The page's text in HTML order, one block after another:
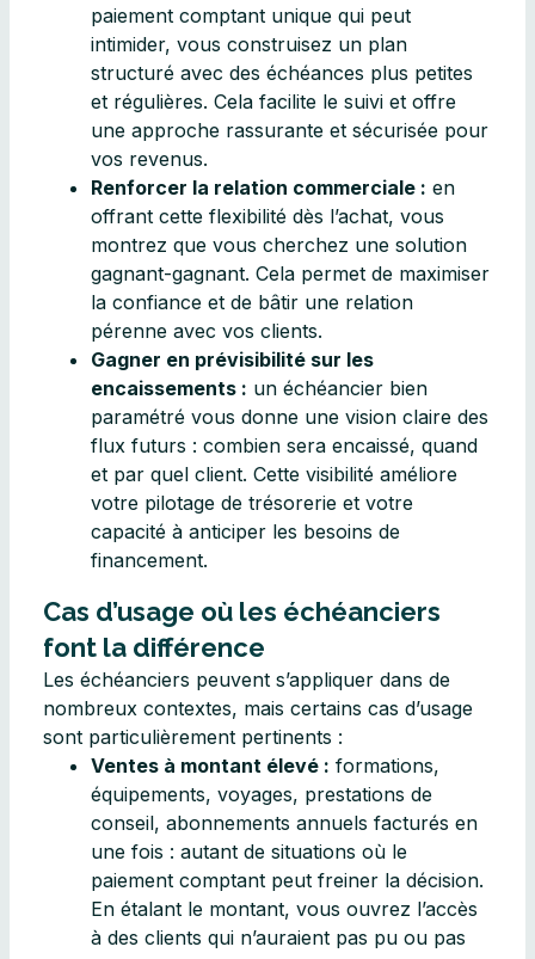
paiement comptant unique qui peut
intimider, vous construisez un plan
structuré avec des échéances plus petites
et régulières. Cela facilite le suivi et offre
une approche rassurante et sécurisée pour
vos revenus.
Renforcer la relation commerciale : en
offrant cette flexibilité dès l’achat, vous
montrez que vous cherchez une solution
gagnant-gagnant. Cela permet de maximiser
la confiance et de bâtir une relation
pérenne avec vos clients.
Gagner en prévisibilité sur les
encaissements : un échéancier bien
paramétré vous donne une vision claire des
flux futurs : combien sera encaissé, quand
et par quel client. Cette visibilité améliore
votre pilotage de trésorerie et votre
capacité à anticiper les besoins de
financement.
Cas d’usage où les échéanciers
font la différence
Les échéanciers peuvent s’appliquer dans de
nombreux contextes, mais certains cas d’usage
sont particulièrement pertinents :
Ventes à montant élevé : formations,
équipements, voyages, prestations de
conseil, abonnements annuels facturés en
une fois : autant de situations où le
paiement comptant peut freiner la décision.
En étalant le montant, vous ouvrez l’accès
à des clients qui n’auraient pas pu ou pas